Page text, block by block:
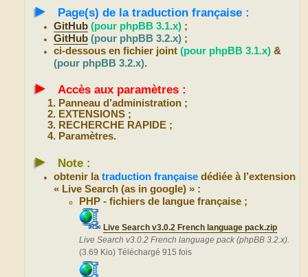
► Page(s) de la traduction française :
GitHub (pour phpBB 3.1.x) ;
GitHub (pour phpBB 3.2.x) ;
ci-dessous en fichier joint(pour phpBB 3.1.x) &
(pour phpBB 3.2.x).
► Accès aux paramètres :
Panneau d’administration ;
EXTENSIONS ;
RECHERCHE RAPIDE ;
Paramètres.
► Note :
obtenir latraduction française dédiée à l’extension
« Live Search (as in google) » :
PHP - fichiers de langue française ;
Live Search v3.0.2 French language pack.zip
Live Search v3.0.2 French language pack (phpBB 3.2.x).
(3.69 Kio) Téléchargé 915 fois